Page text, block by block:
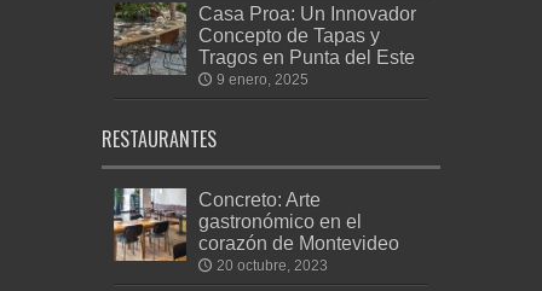
Casa Proa: Un Innovador
Concepto de Tapas y
Tragos en Punta del Este
9 enero, 2025
RESTAURANTES
Concreto: Arte
gastronómico en el
corazón de Montevideo
20 octubre, 2023